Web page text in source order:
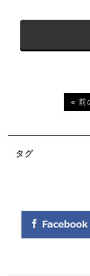
« 前
タグ